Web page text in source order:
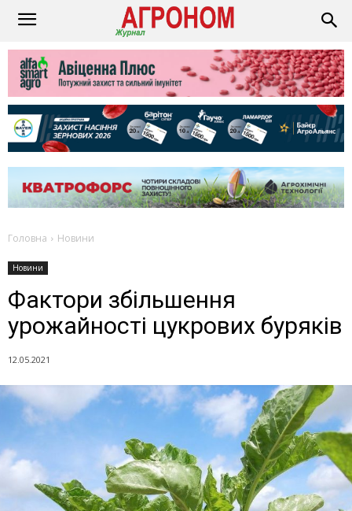
Головна Новини
Новини
Фактори збільшення
урожайності цукрових буряків
12.05.2021